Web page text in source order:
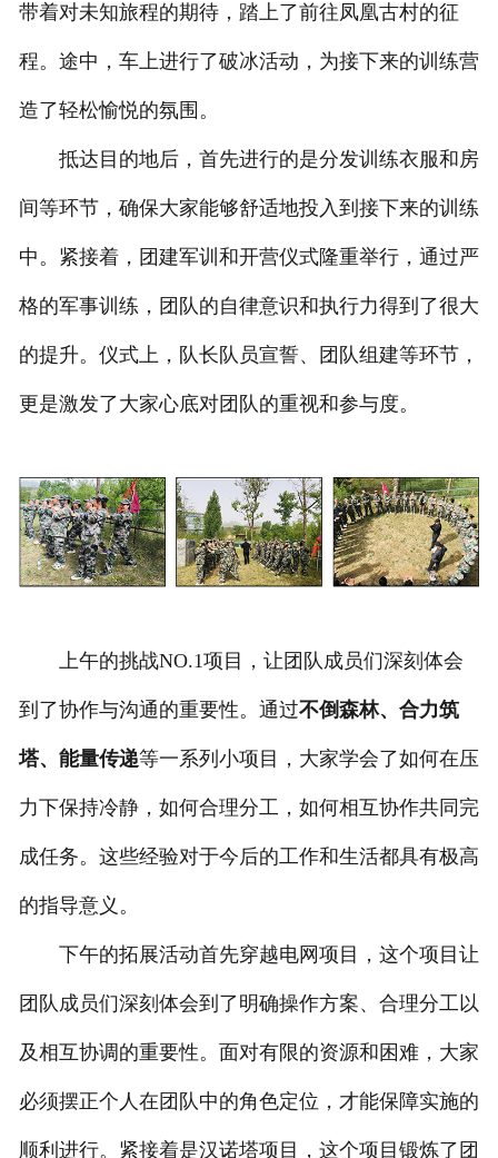
带着对未知旅程的期待，踏上了前往凤凰古村的征
程。途中，车上进行了破冰活动，为接下来的训练营
造了轻松愉悦的氛围。
抵达目的地后，首先进行的是分发训练衣服和房
间等环节，确保大家能够舒适地投入到接下来的训练
中。紧接着，团建军训和开营仪式隆重举行，通过严
格的军事训练，团队的自律意识和执行力得到了很大
的提升。仪式上，队长队员宣誓、团队组建等环节，
更是激发了大家心底对团队的重视和参与度。
上午的挑战NO.1项目，让团队成员们深刻体会
到了协作与沟通的重要性。通过不倒森林、合力筑
塔、能量传递等一系列小项目，大家学会了如何在压
力下保持冷静，如何合理分工，如何相互协作共同完
成任务。这些经验对于今后的工作和生活都具有极高
的指导意义。
下午的拓展活动首先穿越电网项目，这个项目让
团队成员们深刻体会到了明确操作方案、合理分工以
及相互协调的重要性。面对有限的资源和困难，大家
必须摆正个人在团队中的角色定位，才能保障实施的
顺利进行。紧接着是汉诺塔项目，这个项目锻炼了团